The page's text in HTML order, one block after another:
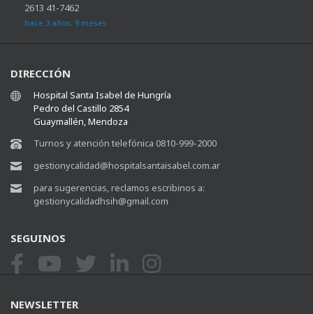
2613 41-7462
hace 3 años, 9 meses
DIRECCIÓN
Hospital Santa Isabel de Hungría
Pedro del Castillo 2854
Guaymallén, Mendoza
Turnos y atención telefónica 0810-999-2000
gestionycalidad@hospitalsantaisabel.com.ar
para sugerencias, reclamos escribinos a:
gestionycalidadhsih@gmail.com
SEGUINOS
NEWSLETTER